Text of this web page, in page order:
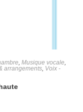
Musique vocale
arrangements Voix -